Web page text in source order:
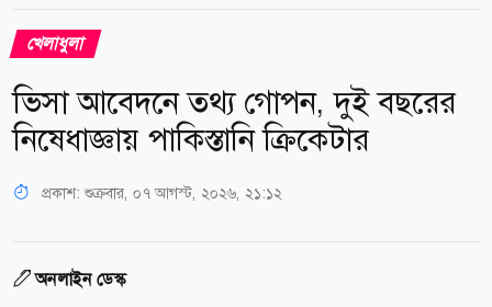
খেলাধুলা
ভিসা আবেদনে তথ্য গোপন, দুই বছরের
নিষেধাজ্ঞায় পাকিস্তানি ক্রিকেটার
প্রকাশ: শুক্রবার, ০৭ আগস্ট, ২০২৬, ২১:১২
অনলাইন ডেস্ক